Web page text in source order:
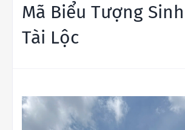
Mã Biểu Tượng
Tài Lộc